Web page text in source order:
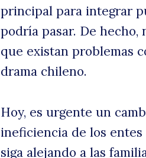
principal para integrar
podría pasar. De hecho,
que existan problemas
drama chileno.
Hoy, es urgente un
ineficiencia de los
siga alejando a las